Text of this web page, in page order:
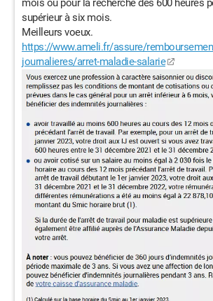
mois ou pour la recherche des 600 heures
supérieur à six mois.
Meilleurs voeux.
https://www.ameli.fr/assure/
journalieres/arret-maladie-salarie